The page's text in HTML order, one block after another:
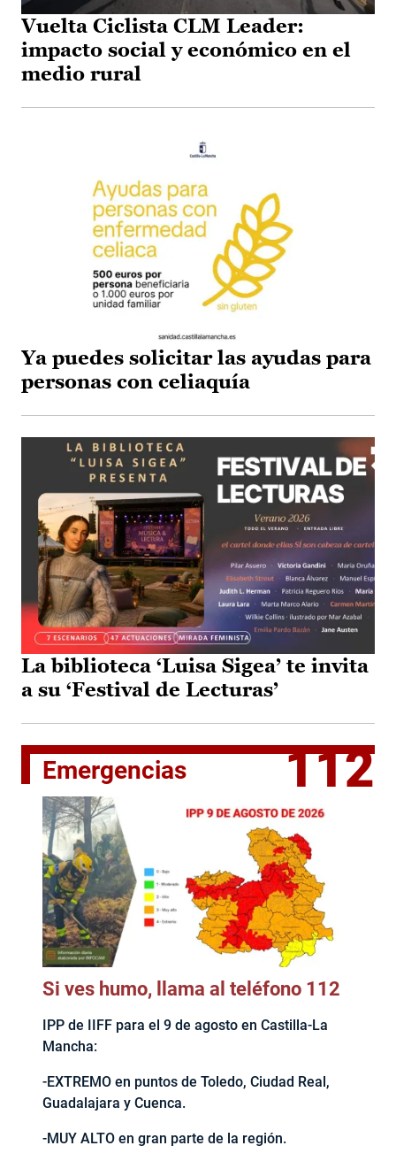
Vuelta Ciclista CLM Leader:
impacto social y económico en el
medio rural
Ya puedes solicitar las ayudas para
personas con celiaquía
La biblioteca ‘Luisa Sigea’ te invita
a su ‘Festival de Lecturas’
Emergencias 112
Si ves humo, llama al teléfono 112
IPP de IIFF para el 9 de agosto en Castilla-La
Mancha:
-EXTREMO en puntos de Toledo, Ciudad Real,
Guadalajara y Cuenca.
-MUY ALTO en gran parte de la región.